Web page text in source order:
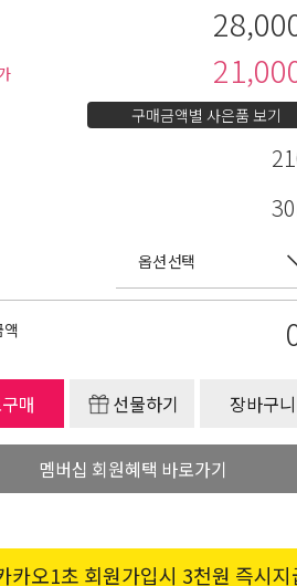
구매금액별 사은품 보기
매 선물하기 장바구니
멤버십 회원혜택 바로가기
카오1초 회원가입시 3천원 즉시지